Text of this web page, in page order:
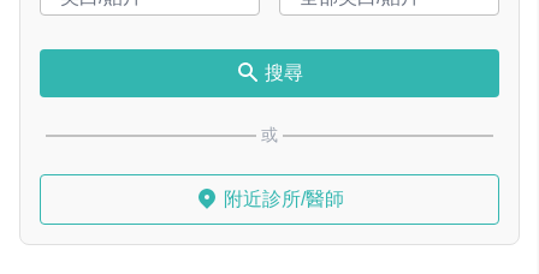
搜尋
或
附近診所/醫師